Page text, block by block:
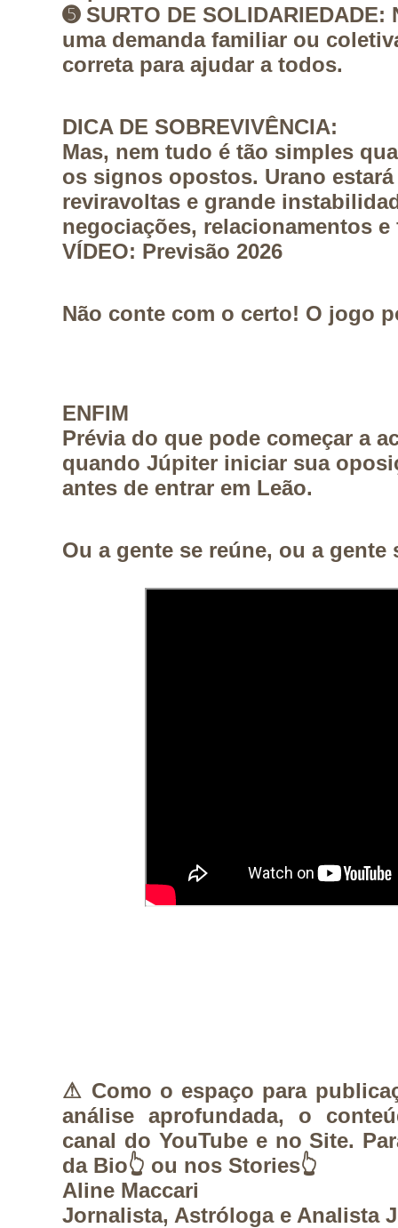
➎ SURTO DE SOLIDARIEDADE:
uma demanda familiar ou
correta para ajudar a todos.
DICA DE SOBREVIVÊNCIA:
Mas, nem tudo é tão simples
os signos opostos. Urano
reviravoltas e grande
negociações, relacionamentos
VÍDEO: Previsão 2026
Não conte com o certo! O jogo
ENFIM
Prévia do que pode começar a
quando Júpiter iniciar sua
antes de entrar em Leão.
Ou a gente se reúne, ou a gente
⚠︎ Como o espaço para
análise aprofundada, o
canal do YouTube e no Site.
da Bio👆 ou nos Stories👆
Aline Maccari
Jornalista, Astróloga e Analista